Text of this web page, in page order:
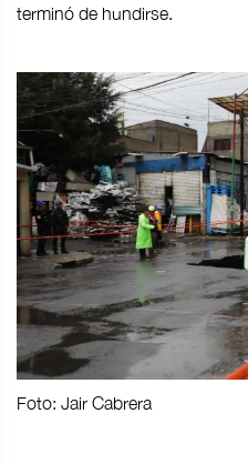
terminó de hundirse.
Foto: Jair Cabrera